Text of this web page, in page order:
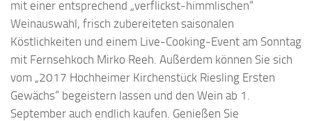
mit einer entsprechend „verflickst-himmlischen“
Weinauswahl, frisch zubereiteten saisonalen
Köstlichkeiten und einem Live-Cooking-Event am Sonntag
mit Fernsehkoch Mirko Reeh. Außerdem können Sie sich
vom „2017 Hochheimer Kirchenstück Riesling Ersten
Gewächs“ begeistern lassen und den Wein ab 1.
September auch endlich kaufen. Genießen Sie